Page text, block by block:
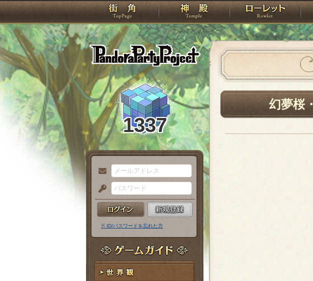
PandoraPartyProject
TOP 神殿 ロ
1337
メ
ー
ル
ア
ド
レ
ス
パ
ス
ー
ド
※ ID/パスワードを忘れた方
ゲームガイド
幻夢桜